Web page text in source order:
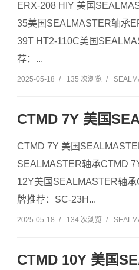
ERX-208 HIY 美国
35美国SEALMASTER轴承
39T HT2-110C美国
荐：...
2025-05-18 / 135 次浏览 /
CTMD 7Y 美国
CTMD 7Y 美国
SEALMASTER轴承CTMD
12Y美国SEALMASTER轴
牌推荐：SC-23H...
2025-05-18 / 134 次浏览 /
CTMD 10Y 美国